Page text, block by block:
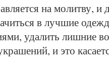
на молитву, и
в лучшие
удалить лишние
и это